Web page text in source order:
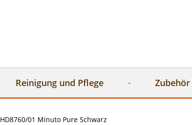
Reinigung und Pflege Zubehör
HD8760/01 Minuto Pure Schwarz